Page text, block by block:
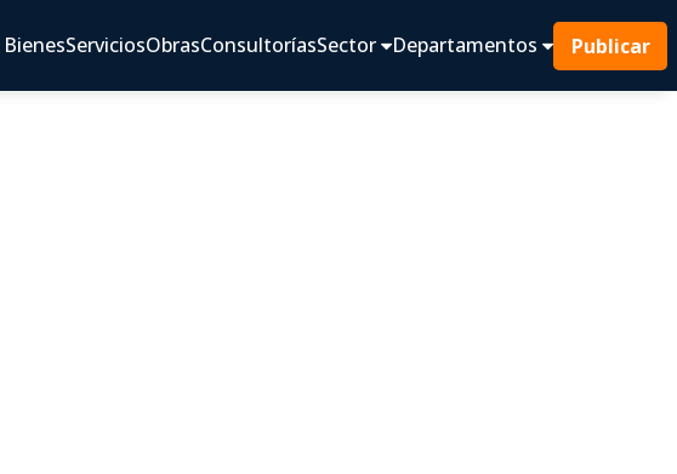
BienesServiciosObrasConsultoríasSector Departamentos Publicar